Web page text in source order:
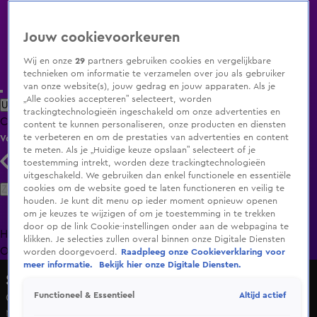
Uitzending Gemist Populaire programma's Zenders Genres
ClipsFilmsRadioSmart TV inlogShop
Volg KIJK
Zoeken
HomeUitzending Gemist Programma's De Bondgenoten
OranjezomerLivestreamsShop
Shownieuws
Oud-Bondgenoot Angelo blikt terug op reünie
Ma 18 mei, 15:53
Jouw cookievoorkeuren
Wij en onze29 partners gebruiken cookies en vergelijkbare
technieken om informatie te verzamelen over jou als gebruiker
van onze website(s), jouw gedrag en jouw apparaten. Als je
„Alle cookies accepteren” selecteert, worden
trackingtechnologieën ingeschakeld om onze advertenties en
content te kunnen personaliseren, onze producten en diensten
te verbeteren en om de prestaties van advertenties en content
te meten. Als je „Huidige keuze opslaan” selecteert of je
toestemming intrekt, worden deze trackingtechnologieën
uitgeschakeld. We gebruiken dan enkel functionele en essentiële
cookies om de website goed te laten functioneren en veilig te
houden. Je kunt dit menu op ieder moment opnieuw openen
om je keuzes te wijzigen of om je toestemming in te trekken
door op de link Cookie-instellingen onder aan de webpagina te
klikken. Je selecties zullen overal binnen onze Digitale Diensten
worden doorgevoerd.
Raadpleeg onze Cookieverklaring voor
meer informatie.
Bekijk hier onze Digitale Diensten.
Functioneel & Essentieel Altijd actief